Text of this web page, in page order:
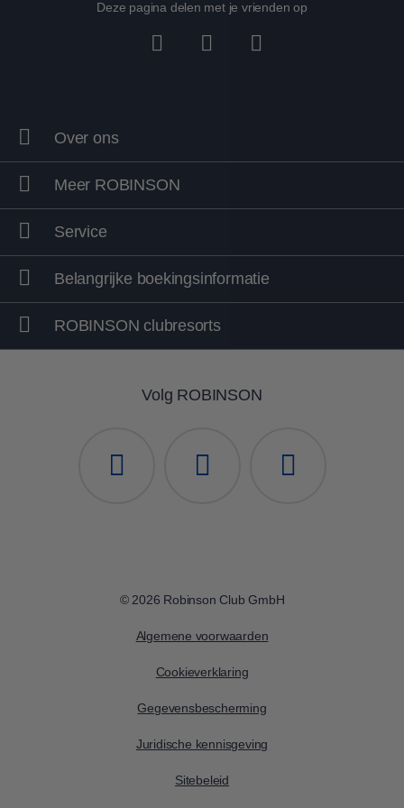
Deze pagina delen met je vrienden op
Over ons
Meer ROBINSON
Service
Belangrijke boekingsinformatie
ROBINSON clubresorts
Volg ROBINSON
© 2026 Robinson Club GmbH
Algemene voorwaarden
Cookieverklaring
Gegevensbescherming
Juridische kennisgeving
Sitebeleid